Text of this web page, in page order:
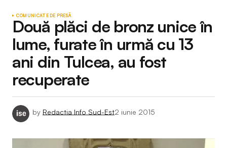
COMUNICATE DE PRESĂ
Două plăci de bronz unice în
lume, furate în urmă cu 13
ani din Tulcea, au fost
recuperate
by Redactia Info Sud-Est2 iunie 2015